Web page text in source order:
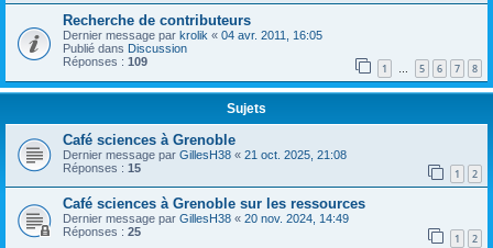
Recherche de contributeurs
Dernier message par krolik « 04 avr. 2011, 16:05
Publié dans Discussion
Réponses : 109 1 … 5 6 7 8
Sujets
Café sciences à Grenoble
Dernier message par GillesH38 « 21 oct. 2025, 21:08
Réponses : 15 1 2
Café sciences à Grenoble sur les ressources
Dernier message par GillesH38 « 20 nov. 2024, 14:49
Réponses : 25 1 2